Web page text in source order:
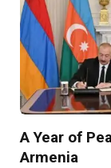
A Year of
Armenia